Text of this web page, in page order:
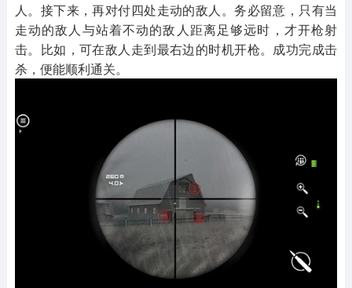
人。接下来，再对付四处走动的敌人。务必留意，只有当
走动的敌人与站着不动的敌人距离足够远时，才开枪射
击。比如，可在敌人走到最右边的时机开枪。成功完成击
杀，便能顺利通关。